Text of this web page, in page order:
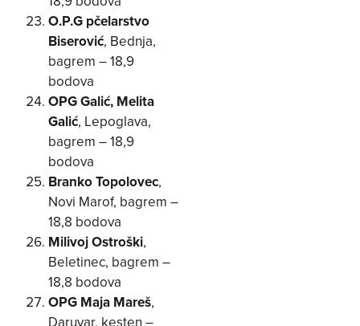
O.P.G pčelarstvo
Biserović, Bednja,
bagrem – 18,9
bodova
OPG Galić, Melita
Galić, Lepoglava,
bagrem – 18,9
bodova
Branko Topolovec,
Novi Marof, bagrem –
18,8 bodova
Milivoj Ostroški,
Beletinec, bagrem –
18,8 bodova
OPG Maja Mareš,
Daruvar, kesten –